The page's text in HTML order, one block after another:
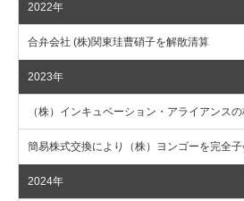
2022年
合弁会社 (株)関東珪曹硝子を解散清算
2023年
（株）インキュベーション・アライアンス
簡易株式交換により（株）ヨンゴーを完全
2024年